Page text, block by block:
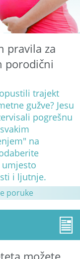
pravila za
porodični
trajekt
gužve? Jesu
pogrešnu
na
i ljutnje.
poruke